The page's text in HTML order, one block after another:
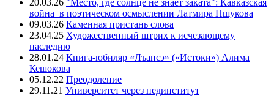
20.03.26 "Место, где солнце не знает заката": Кавказская
война в поэтическом осмыслении Латмира Пшукова
09.03.26 Каменная пристань слова
23.04.25 Художественный штрих к исчезающему
наследию
28.01.24 Книга-юбиляр «Лъапсэ» («Истоки») Алима
Кешокова
05.12.22 Преодоление
29.11.21 Университет через пединститут